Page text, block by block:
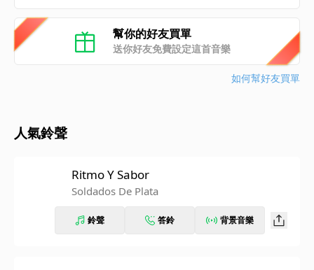
幫你的好友買單
送你好友免費設定這首音樂
如何幫好友買單
人氣鈴聲
Ritmo Y Sabor
Soldados De Plata
鈴聲 答鈴 背景音樂